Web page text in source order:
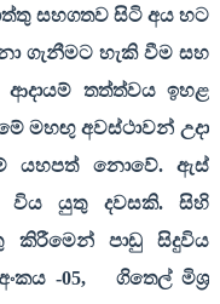
සහගතව සිටි අය හට
ගැනීමට හැකි වීම සහ
තත්ත්වය ඉහළ
මහඟු අවස්ථාවන් උදා
යහපත් නොවේ. ඇස්
විය යුතු දවසකි. සිහි
කිරීමෙන් පාඩු සිදුවිය
-05,
ගිතෙල් මිශ්‍ර